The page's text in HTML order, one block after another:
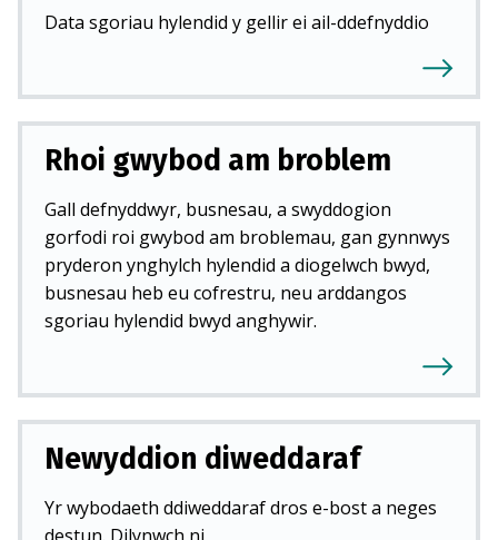
Data sgoriau hylendid y gellir ei ail-ddefnyddio
Rhoi gwybod am broblem
Gall defnyddwyr, busnesau, a swyddogion
gorfodi roi gwybod am broblemau, gan gynnwys
pryderon ynghylch hylendid a diogelwch bwyd,
busnesau heb eu cofrestru, neu arddangos
sgoriau hylendid bwyd anghywir.
Newyddion diweddaraf
Yr wybodaeth ddiweddaraf dros e-bost a neges